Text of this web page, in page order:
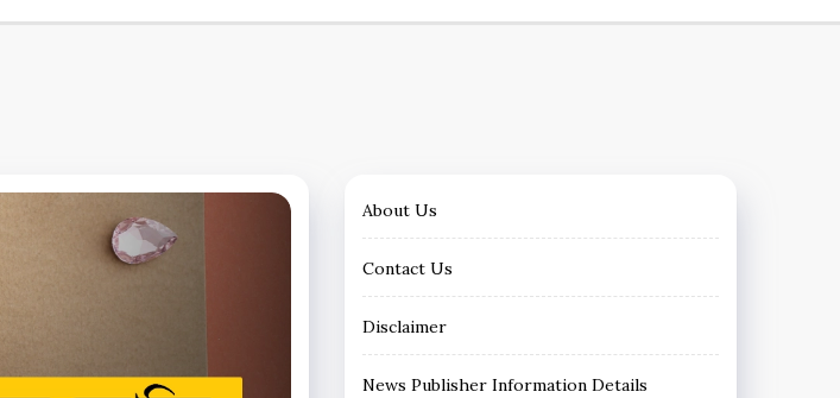
About Us
Contact Us
Disclaimer
News Publisher Information Details